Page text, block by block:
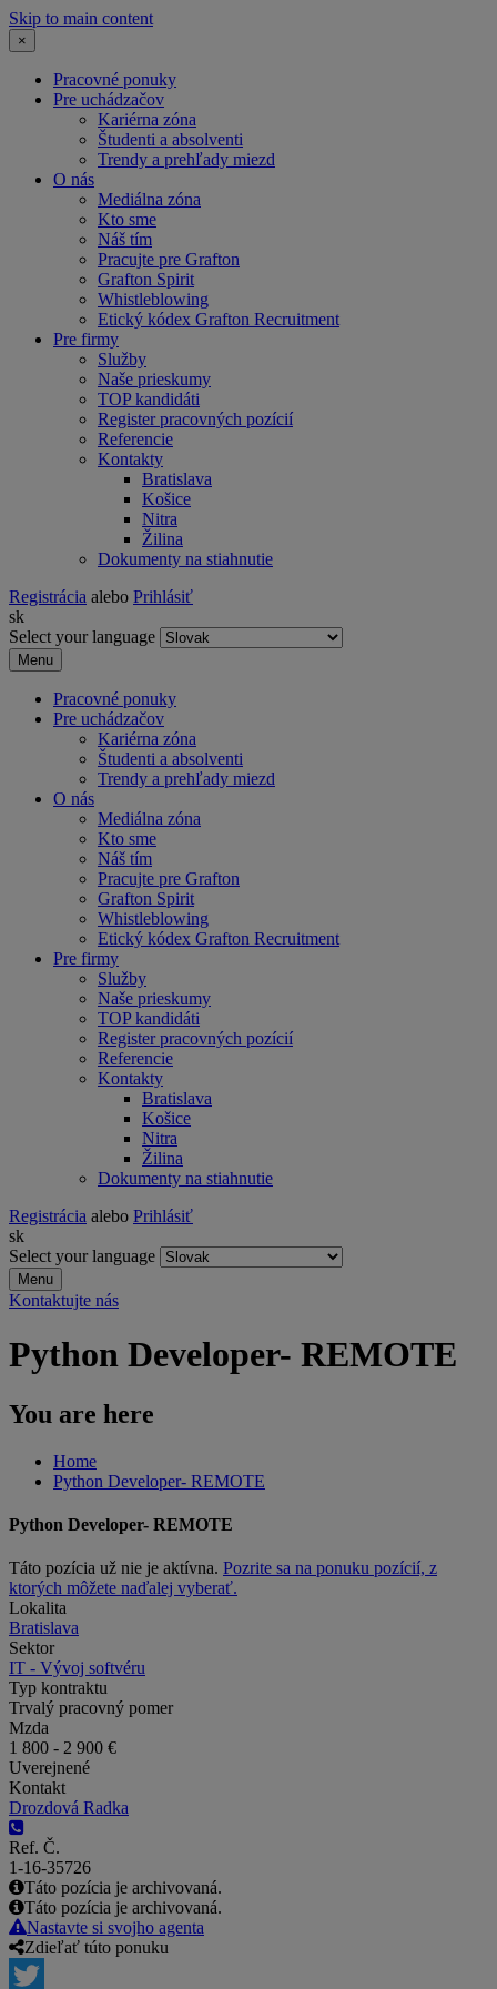
Skip to main content
×
Pracovné ponuky
Pre uchádzačov
Kariérna zóna
Študenti a absolventi
Trendy a prehľady miezd
O nás
Mediálna zóna
Kto sme
Náš tím
Pracujte pre Grafton
Grafton Spirit
Whistleblowing
Etický kódex Grafton Recruitment
Pre firmy
Služby
Naše prieskumy
TOP kandidáti
Register pracovných pozícií
Referencie
Kontakty
Bratislava
Košice
Nitra
Žilina
Dokumenty na stiahnutie
Registrácia alebo Prihlásiť
sk
Select your language
Menu
Pracovné ponuky
Pre uchádzačov
Kariérna zóna
Študenti a absolventi
Trendy a prehľady miezd
O nás
Mediálna zóna
Kto sme
Náš tím
Pracujte pre Grafton
Grafton Spirit
Whistleblowing
Etický kódex Grafton Recruitment
Pre firmy
Služby
Naše prieskumy
TOP kandidáti
Register pracovných pozícií
Referencie
Kontakty
Bratislava
Košice
Nitra
Žilina
Dokumenty na stiahnutie
Registrácia alebo Prihlásiť
sk
Select your language
Menu
Kontaktujte nás
Python Developer- REMOTE
You are here
Home
Python Developer- REMOTE
Python Developer- REMOTE
Táto pozícia už nie je aktívna. Pozrite sa na ponuku pozícií, z
ktorých môžete naďalej vyberať.
Lokalita
Bratislava
Sektor
IT - Vývoj softvéru
Typ kontraktu
Trvalý pracovný pomer
Mzda
1 800 - 2 900 €
Uverejnené
Kontakt
Drozdová Radka
Ref. Č.
1-16-35726
Táto pozícia je archivovaná.
Táto pozícia je archivovaná.
Nastavte si svojho agenta
Zdieľať túto ponuku